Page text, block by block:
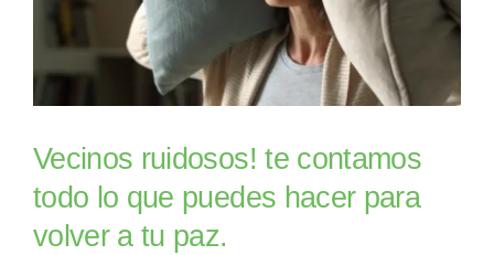
Vecinos ruidosos! te contamos
todo lo que puedes hacer para
volver a tu paz.